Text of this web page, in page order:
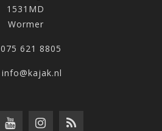
1531MD
Wormer
075 621 8805
info@kajak.nl